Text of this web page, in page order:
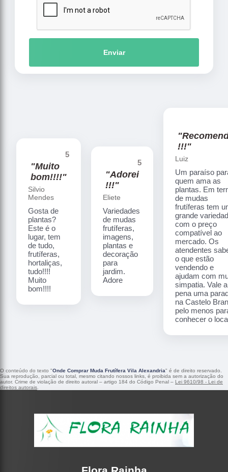
Enviar
5
"Muito
bom!!!!"
Silvio
Mendes
Gosta de
plantas?
Este é o
lugar, tem
de tudo,
frutíferas,
hortaliças,
tudo!!!!
Muito
bom!!!!
5
"Adorei
!!!"
Eliete
Variedades
de mudas
frutíferas,
imagens,
plantas e
decoração
para
jardim.
Adore
!!!"
Luiz
Um paraíso
quem ama as
plantas. Em
de mudas
frutíferas tem
grande
com o preço
compatível ao
mercado. Os
atendentes
o que estão
vendendo e
ajudam com
simpatia. Vale a
pena uma
na Castelo
pelo menos
conhecer o
O conteúdo do texto "Onde Comprar Muda Frutífera Vila Alexandria" é de direito reservado.
Sua reprodução, parcial ou total, mesmo citando nossos links, é proibida sem a autorização do
autor. Crime de violação de direito autoral – artigo 184 do Código Penal – Lei 9610/98 - Lei de
direitos autorais